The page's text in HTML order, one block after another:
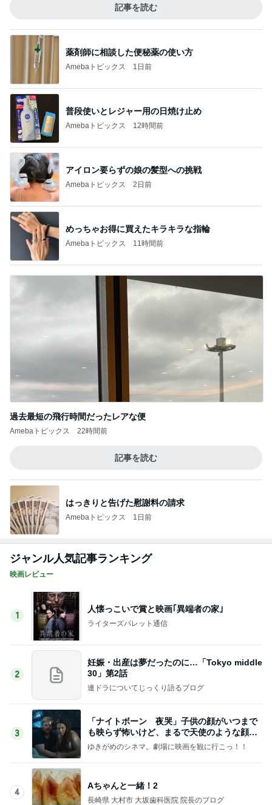
記事を読む
薬剤師に相談した便秘薬の使い方
Amebaトピックス 1日前
普段使いとレジャー用の日焼け止め
Amebaトピックス 12時間前
アイロン要らずの娘の髪型への挑戦
Amebaトピックス 2日前
めっちゃお得に買えたキラキラな指輪
Amebaトピックス 11時間前
過去最短の飛行時間だったレアな便
Amebaトピックス 22時間前
記事を読む
はっきりと告げた慰謝料の請求
Amebaトピックス 1日前
ジャンル人気記事ランキング
映画レビュー
1
人懐っこいで賞と映画｢異端者の家｣
ライターズパレット通信
2
妊娠・出産は夢だったのに…「Tokyo middle
30」第2話
連ドラについてじっくり語るブログ
3
「ナイトボーン 夜哭」子供の顔がいつまで
も映らず怖いけど、まるで天使のような顔の
赤ちゃんでした。
ゆきがめのシネマ。劇場に映画を観に行こっ！！
4
Aちゃんと一緒！2
長崎県 大村市 大坂歯科医院 院長のブログ